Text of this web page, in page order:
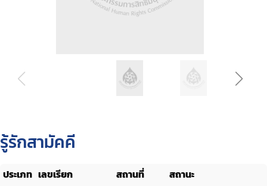
รู้รักสามัคคี
ประเภท เลขเรียก สถานที่
สถานะ